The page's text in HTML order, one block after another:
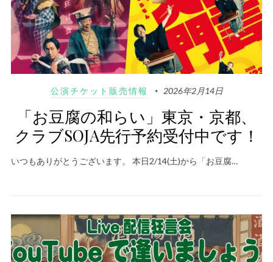
公演チケット販売情報 2026年2月14日
「お豆腐の和らい」東京・京都、
クラブSOJA先行予約受付中です！
いつもありがとうございます。 本日2/14(土)から「お豆腐…